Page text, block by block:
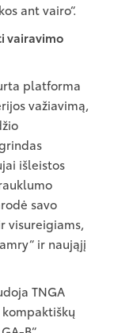
ant vairo“.
vairavimo
platforma
važiavimą,
išleistos
savo
visureigiams,
ir naująjį
TNGA